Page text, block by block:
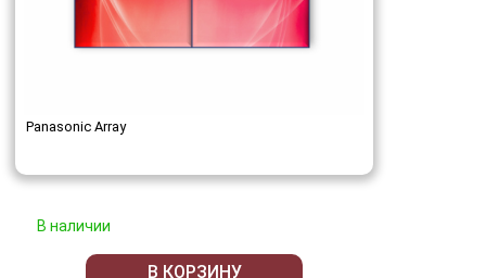
Panasonic Array
В наличии
В КОРЗИНУ